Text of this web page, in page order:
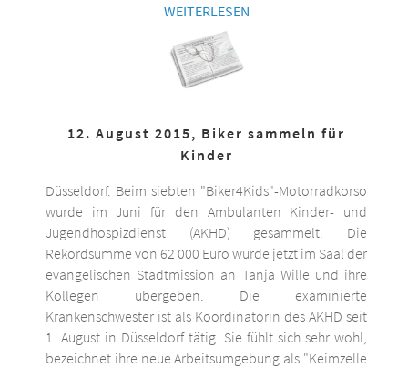
WEITERLESEN
12. August 2015, Biker sammeln für
Kinder
Düsseldorf. Beim siebten "Biker4Kids"-Motorradkorso
wurde im Juni für den Ambulanten Kinder- und
Jugendhospizdienst (AKHD) gesammelt. Die
Rekordsumme von 62 000 Euro wurde jetzt im Saal der
evangelischen Stadtmission an Tanja Wille und ihre
Kollegen übergeben. Die examinierte
Krankenschwester ist als Koordinatorin des AKHD seit
1. August in Düsseldorf tätig. Sie fühlt sich sehr wohl,
bezeichnet ihre neue Arbeitsumgebung als "Keimzelle